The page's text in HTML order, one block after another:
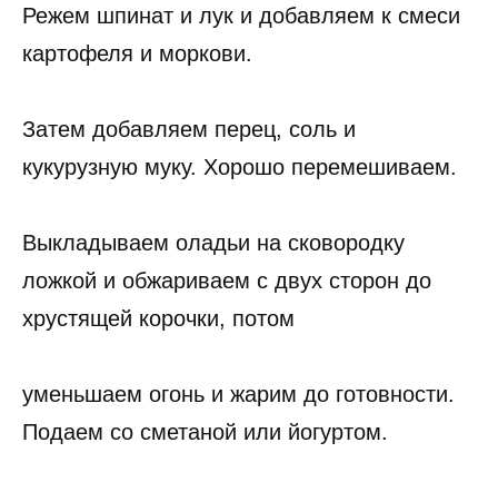
Режем шпинат и лук и добавляем к смеси
картофеля и моркови.
Затем добавляем перец, соль и
кукурузную муку. Хорошо перемешиваем.
Выкладываем оладьи на сковородку
ложкой и обжариваем с двух сторон до
хрустящей корочки, потом
уменьшаем огонь и жарим до готовности.
Подаем со сметаной или йогуртом.